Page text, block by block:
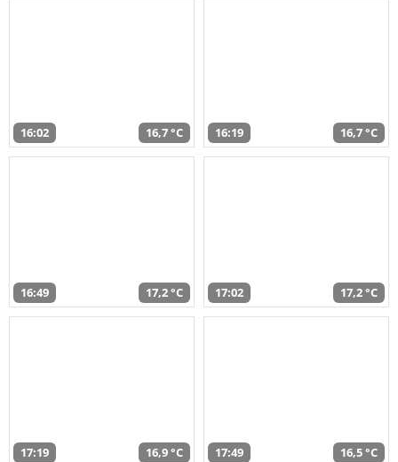
16:02 16,7 °C 16:19 16,7 °C
16:49 17,2 °C 17:02 17,2 °C
17:19 16,9 °C 17:49 16,5 °C